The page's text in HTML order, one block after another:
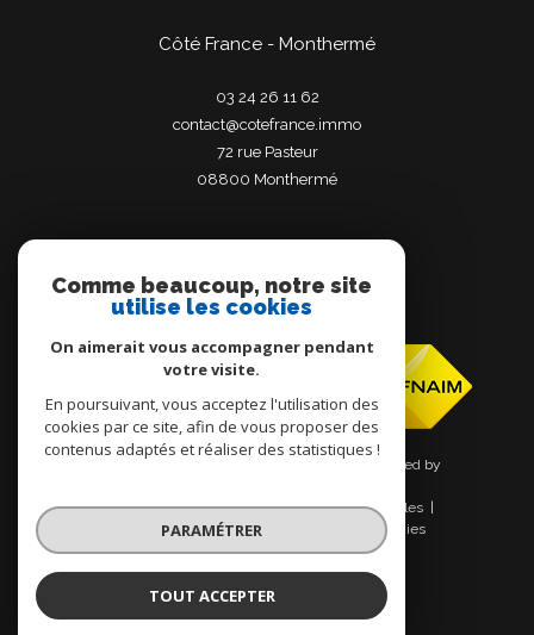
Côté France - Monthermé
03 24 26 11 62
contact@cotefrance.immo
72 rue Pasteur
08800
monthermé
Adhérents
© 2026 | Tous droits réservés | Traduction powered by
Nos honoraires
Plan du site
Mentions légales
Nos liens Politique RGPD Cookies
Comme beaucoup, notre site
utilise les cookies
On aimerait vous accompagner pendant
votre visite.
En poursuivant, vous acceptez l'utilisation des
cookies par ce site, afin de vous proposer des
contenus adaptés et réaliser des statistiques !
PARAMÉTRER
TOUT ACCEPTER